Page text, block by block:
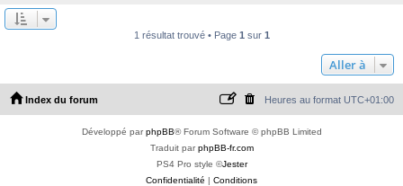
1 résultat trouvé • Page 1 sur 1
Aller à
Index du forum Heures au format UTC+01:00
Développé parphpBB® Forum Software © phpBB Limited
Traduit parphpBB-fr.com
PS4 Pro style ©Jester
Confidentialité | Conditions